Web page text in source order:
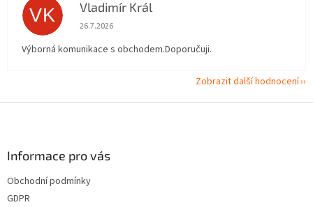
VK Vladimír Král
Hodnocení obchodu je 5 z 5 hvězdiček.
26.7.2026
Výborná komunikace s obchodem.Doporučuji.
Zobrazit další hodnocení
Informace pro vás
Obchodní podmínky
GDPR